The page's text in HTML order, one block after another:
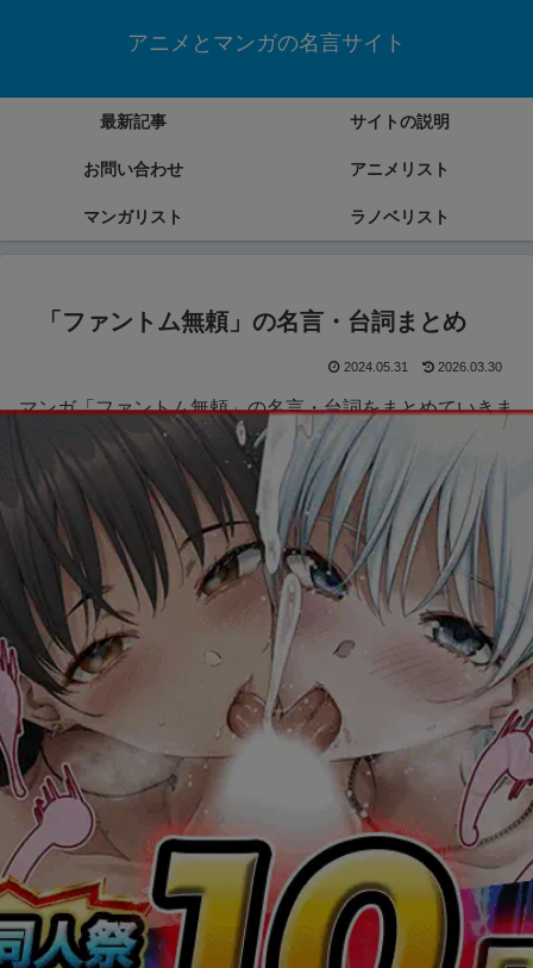
アニメとマンガの名言サイト
最新記事 サイトの説明
お問い合わせ アニメリスト
マンガリスト ラノベリスト
「ファントム無頼」の名言・台詞まとめ
2024.05.31 2026.03.30
マンガ「ファントム無頼」の名言・台詞をまとめていきま